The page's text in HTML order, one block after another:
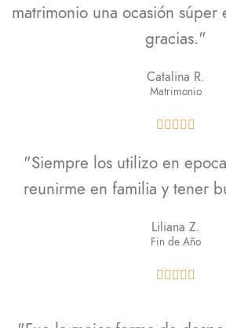
matrimonio una ocasión súper
gracias."
Catalina R.
Matrimonio
    
"Siempre los utilizo en
reunirme en familia y tener
Liliana Z.
Fin de Año
    